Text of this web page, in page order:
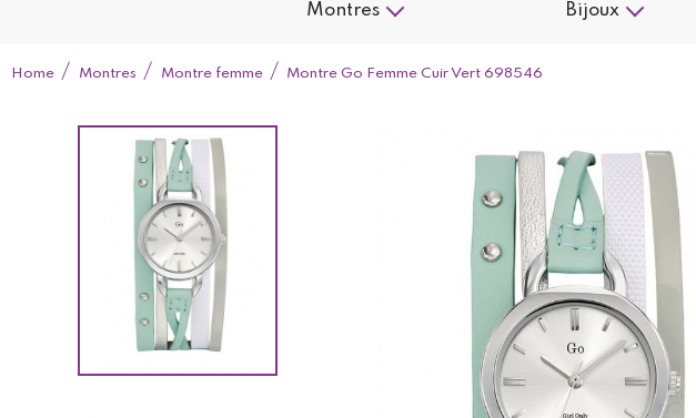
Montres Bijoux
Home Montres Montre femme Montre Go Femme Cuir Vert 698546